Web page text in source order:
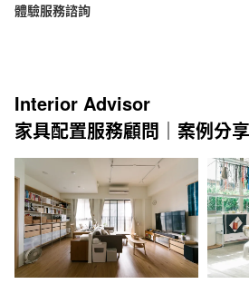
體驗服務諮詢
Interior Advisor
家具配置服務顧問｜案例分享